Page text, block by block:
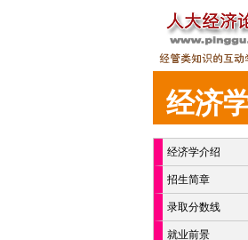
经济
经济学介绍
招生简章
录取分数线
就业前景